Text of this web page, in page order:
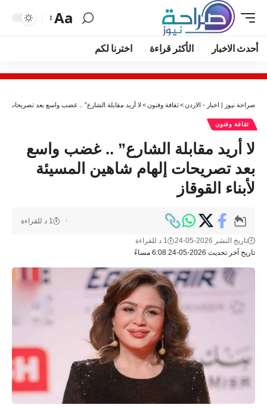
Aa
أحدث الاخبار الأكثر قراءة اخترنا لكم
صراحة نيوز | اخبار - الاردن>ثقافة وفنون>لا أريد مقابلة الشارع” .. غضب واسع بعد تصريحات
ثقافة وفنون
لا أريد مقابلة الشارع” .. غضب واسع
بعد تصريحات إلهام شاهين المسيئة
لأبناء القوقاز
تاريخ آخر تحديث 2026-05-24 6:08 مساءً
تاريخ النشر 2026-05-24 1 د للقراءة
1 د للقراءة